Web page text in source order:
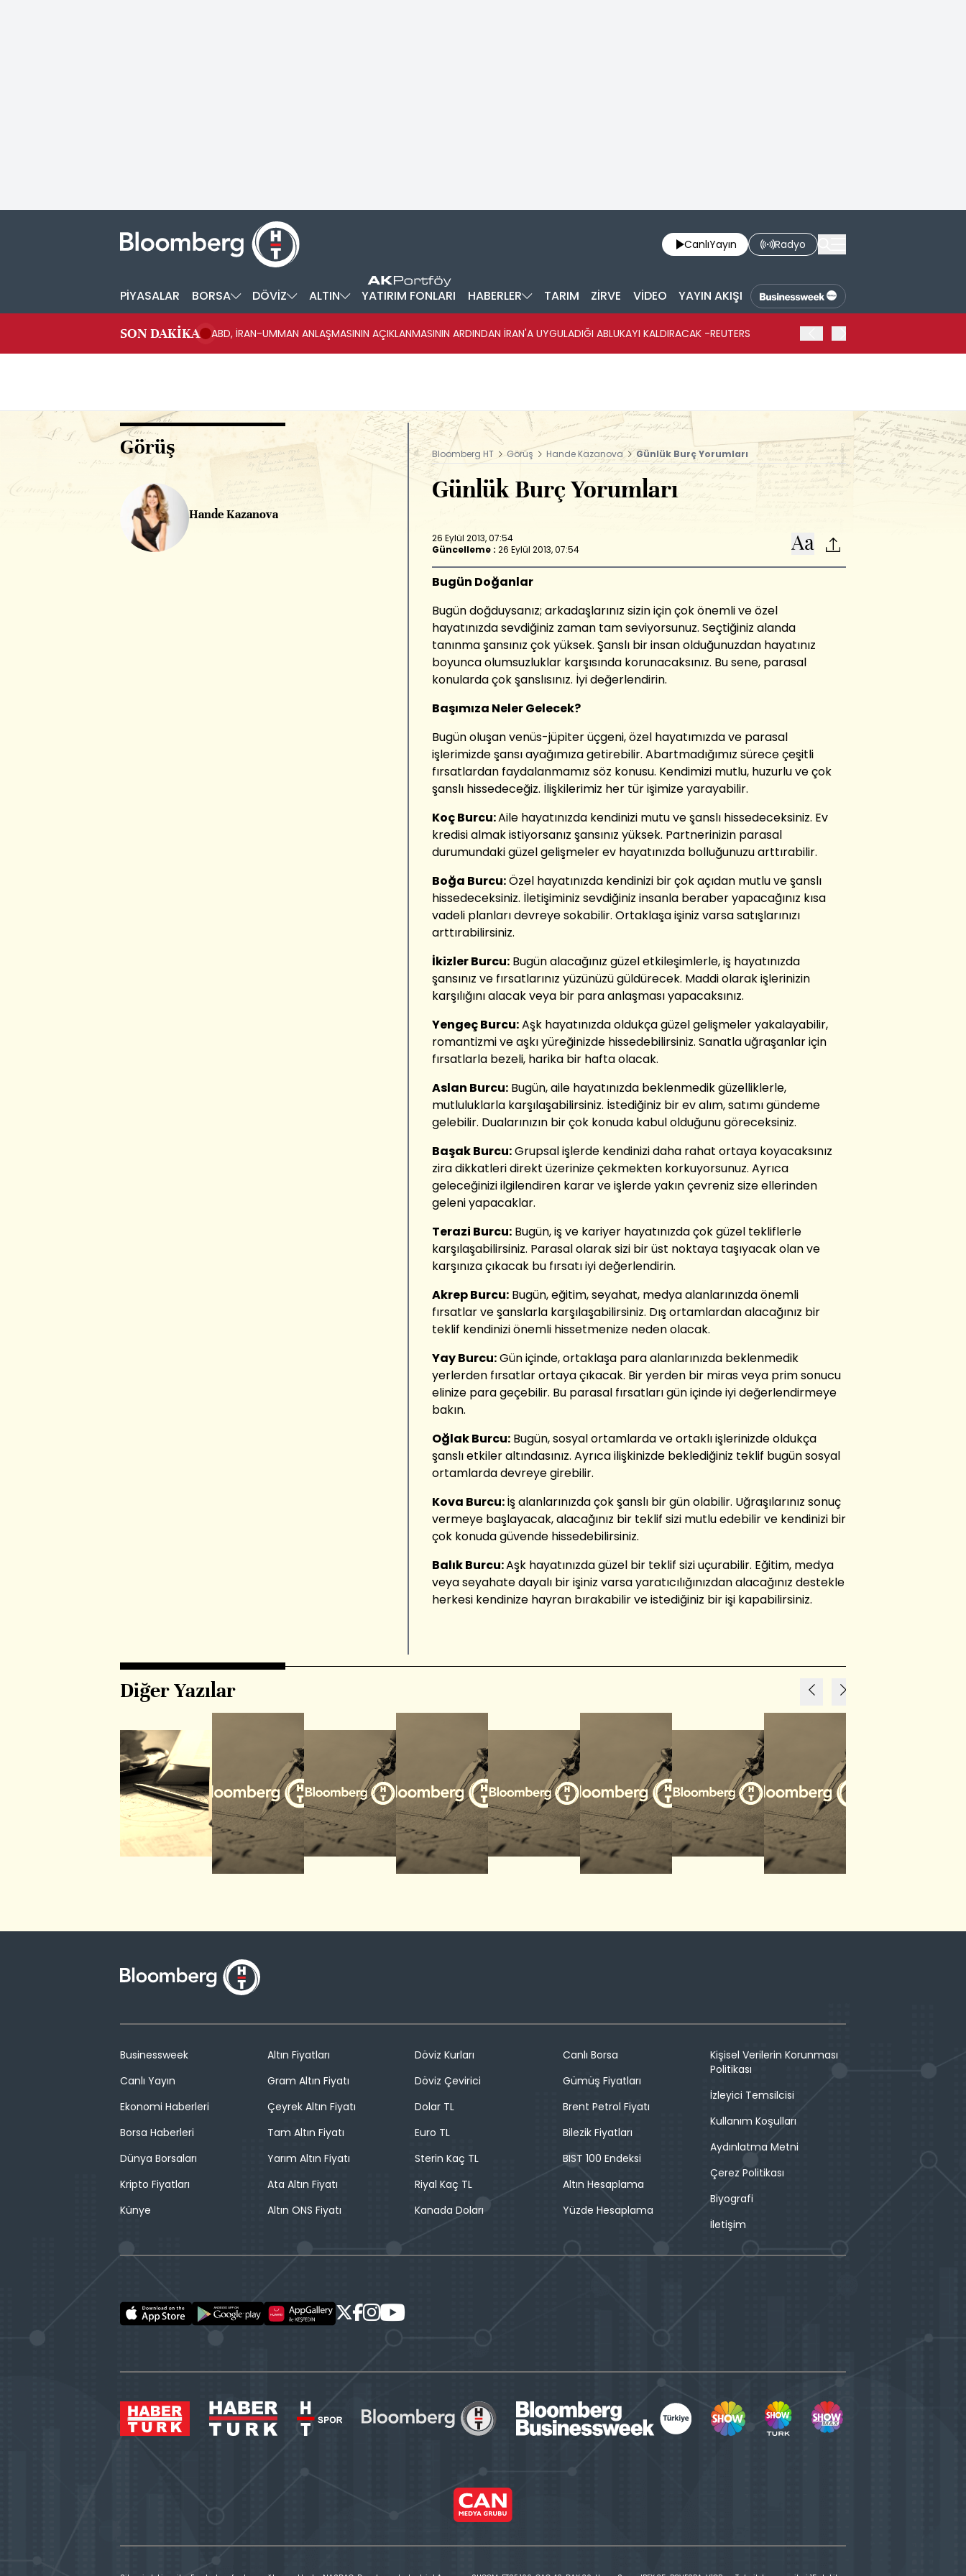
CanlıYayın Radyo
PİYASALAR BORSA DÖVİZ ALTIN YATIRIM FONLARI HABERLER TARIM ZİRVE VİDEO YAYIN AKIŞI
SON DAKİKA ABD, İRAN-UMMAN ANLAŞMASININ AÇIKLANMASININ ARDINDAN İRAN'A UYGULADIĞI ABLUKAYI KALDIRACAK -REUTERS
Görüş
Hande Kazanova
Bloomberg HT Görüş Hande Kazanova Günlük Burç Yorumları
Günlük Burç Yorumları
26 Eylül 2013, 07:54
Güncelleme : 26 Eylül 2013, 07:54
Bugün Doğanlar
Bugün doğduysanız; arkadaşlarınız sizin için çok önemli ve özel
hayatınızda sevdiğiniz zaman tam seviyorsunuz. Seçtiğiniz alanda
tanınma şansınız çok yüksek. Şanslı bir insan olduğunuzdan hayatınız
boyunca olumsuzluklar karşısında korunacaksınız. Bu sene, parasal
konularda çok şanslısınız. İyi değerlendirin.
Başımıza Neler Gelecek?
Bugün oluşan venüs-jüpiter üçgeni, özel hayatımızda ve parasal
işlerimizde şansı ayağımıza getirebilir. Abartmadığımız sürece çeşitli
fırsatlardan faydalanmamız söz konusu. Kendimizi mutlu, huzurlu ve çok
şanslı hissedeceğiz. İlişkilerimiz her tür işimize yarayabilir.
Koç Burcu:Aile hayatınızda kendinizi mutu ve şanslı hissedeceksiniz. Ev
kredisi almak istiyorsanız şansınız yüksek. Partnerinizin parasal
durumundaki güzel gelişmeler ev hayatınızda bolluğunuzu arttırabilir.
Boğa Burcu:Özel hayatınızda kendinizi bir çok açıdan mutlu ve şanslı
hissedeceksiniz. İletişiminiz sevdiğiniz insanla beraber yapacağınız kısa
vadeli planları devreye sokabilir. Ortaklaşa işiniz varsa satışlarınızı
arttırabilirsiniz.
İkizler Burcu: Bugün alacağınız güzel etkileşimlerle, iş hayatınızda
şansınız ve fırsatlarınız yüzünüzü güldürecek. Maddi olarak işlerinizin
karşılığını alacak veya bir para anlaşması yapacaksınız.
Yengeç Burcu:Aşk hayatınızda oldukça güzel gelişmeler yakalayabilir,
romantizmi ve aşkı yüreğinizde hissedebilirsiniz. Sanatla uğraşanlar için
fırsatlarla bezeli, harika bir hafta olacak.
Aslan Burcu: Bugün, aile hayatınızda beklenmedik güzelliklerle,
mutluluklarla karşılaşabilirsiniz. İstediğiniz bir ev alım, satımı gündeme
gelebilir. Dualarınızın bir çok konuda kabul olduğunu göreceksiniz.
Başak Burcu:Grupsal işlerde kendinizi daha rahat ortaya koyacaksınız
zira dikkatleri direkt üzerinize çekmekten korkuyorsunuz. Ayrıca
geleceğinizi ilgilendiren karar ve işlerde yakın çevreniz size ellerinden
geleni yapacaklar.
Terazi Burcu: Bugün, iş ve kariyer hayatınızda çok güzel tekliflerle
karşılaşabilirsiniz. Parasal olarak sizi bir üst noktaya taşıyacak olan ve
karşınıza çıkacak bu fırsatı iyi değerlendirin.
Akrep Burcu: Bugün, eğitim, seyahat, medya alanlarınızda önemli
fırsatlar ve şanslarla karşılaşabilirsiniz. Dış ortamlardan alacağınız bir
teklif kendinizi önemli hissetmenize neden olacak.
Yay Burcu:Gün içinde, ortaklaşa para alanlarınızda beklenmedik
yerlerden fırsatlar ortaya çıkacak. Bir yerden bir miras veya prim sonucu
elinize para geçebilir. Bu parasal fırsatları gün içinde iyi değerlendirmeye
bakın.
Oğlak Burcu: Bugün, sosyal ortamlarda ve ortaklı işlerinizde oldukça
şanslı etkiler altındasınız. Ayrıca ilişkinizde beklediğiniz teklif bugün sosyal
ortamlarda devreye girebilir.
Kova Burcu:İş alanlarınızda çok şanslı bir gün olabilir. Uğraşılarınız sonuç
vermeye başlayacak, alacağınız bir teklif sizi mutlu edebilir ve kendinizi bir
çok konuda güvende hissedebilirsiniz.
Balık Burcu:Aşk hayatınızda güzel bir teklif sizi uçurabilir. Eğitim, medya
veya seyahate dayalı bir işiniz varsa yaratıcılığınızdan alacağınız destekle
herkesi kendinize hayran bırakabilir ve istediğiniz bir işi kapabilirsiniz.
Diğer Yazılar
Businessweek
Canlı Yayın
Ekonomi Haberleri
Borsa Haberleri
Dünya Borsaları
Kripto Fiyatları
Künye
Altın Fiyatları
Gram Altın Fiyatı
Çeyrek Altın Fiyatı
Tam Altın Fiyatı
Yarım Altın Fiyatı
Ata Altın Fiyatı
Altın ONS Fiyatı
Döviz Kurları
Döviz Çevirici
Dolar TL
Euro TL
Sterin Kaç TL
Riyal Kaç TL
Kanada Doları
Canlı Borsa
Gümüş Fiyatları
Brent Petrol Fiyatı
Bilezik Fiyatları
BIST 100 Endeksi
Altın Hesaplama
Yüzde Hesaplama
Kişisel Verilerin Korunması
Politikası
İzleyici Temsilcisi
Kullanım Koşulları
Aydınlatma Metni
Çerez Politikası
Biyografi
İletişim